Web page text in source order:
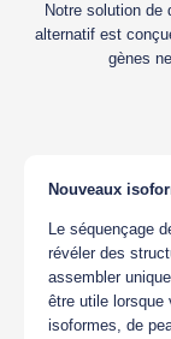
Notre solution de
alternatif est
gènes
Nouveaux
Le séquençage
révéler des
assembler
être utile lorsque
isoformes, de